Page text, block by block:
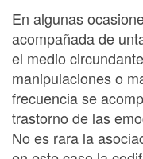
En algunas
acompañada de
el medio
manipulaciones o
frecuencia se
trastorno de las
No es rara la